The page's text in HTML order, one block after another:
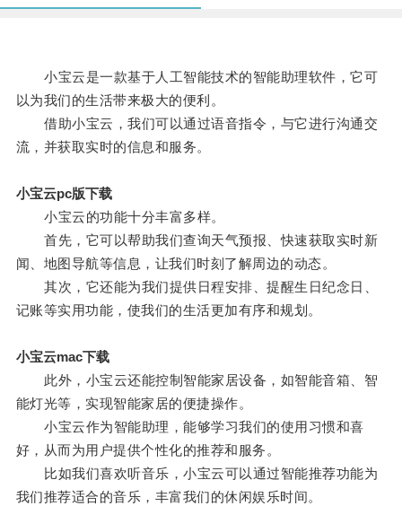
小宝云是一款基于人工智能技术的智能助理软件，它可
以为我们的生活带来极大的便利。
借助小宝云，我们可以通过语音指令，与它进行沟通交
流，并获取实时的信息和服务。
小宝云pc版下载
小宝云的功能十分丰富多样。
首先，它可以帮助我们查询天气预报、快速获取实时新
闻、地图导航等信息，让我们时刻了解周边的动态。
其次，它还能为我们提供日程安排、提醒生日纪念日、
记账等实用功能，使我们的生活更加有序和规划。
小宝云mac下载
此外，小宝云还能控制智能家居设备，如智能音箱、智
能灯光等，实现智能家居的便捷操作。
小宝云作为智能助理，能够学习我们的使用习惯和喜
好，从而为用户提供个性化的推荐和服务。
比如我们喜欢听音乐，小宝云可以通过智能推荐功能为
我们推荐适合的音乐，丰富我们的休闲娱乐时间。